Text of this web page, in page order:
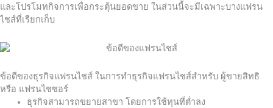
และโปรโมทกิจการเพื่อกระตุ้นยอดขาย ในส่วนนี้จะมีเฉพาะบางแฟรน
ไชส์ที่เรียกเก็บ
ข้อดีของธุรกิจแฟรนไชส์ ในการทำธุรกิจแฟรนไชส์สำหรับ ผู้ขายสิทธิ
หรือ แฟรนไชซอร์
ธุรกิจสามารถขยายสาขา โดยการใช้ทุนที่ต่ำลง